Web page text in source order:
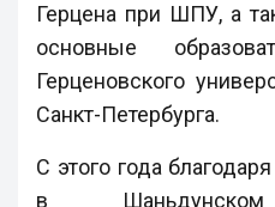
Герцена при ШПУ, а
основные
Герценовского
Санкт-Петербурга.
С этого года
в Шаньдунском